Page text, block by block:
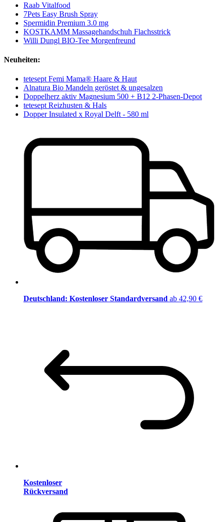
Raab Vitalfood
7Pets Easy Brush Spray
Spermidin Premium 3.0 mg
KOSTKAMM Massagehandschuh Flachsstrick
Willi Dungl BIO-Tee Morgenfreund
Neuheiten:
tetesept Femi Mama® Haare & Haut
Alnatura Bio Mandeln geröstet & ungesalzen
Doppelherz aktiv Magnesium 500 + B12 2-Phasen-Depot
tetesept Reizhusten & Hals
Dopper Insulated x Royal Delft - 580 ml
Deutschland: Kostenloser Standardversand ab 42,90 €
Kostenloser
Rückversand